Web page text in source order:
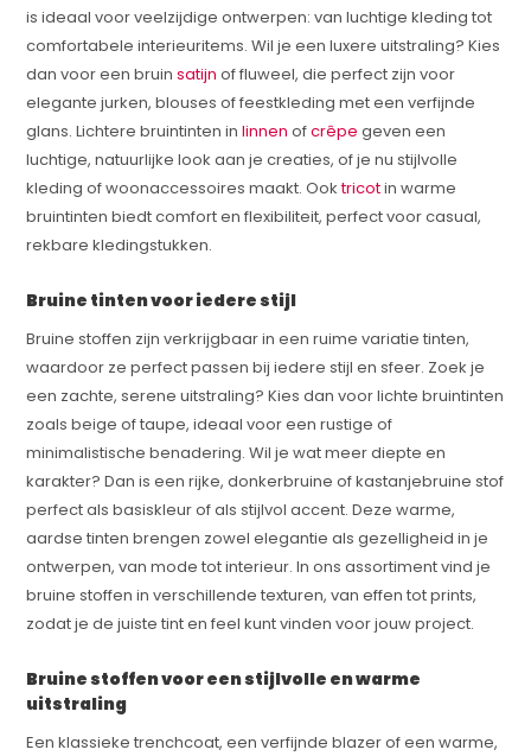
is ideaal voor veelzijdige ontwerpen: van luchtige kleding tot
comfortabele interieuritems. Wil je een luxere uitstraling? Kies
dan voor een bruinsatijn of fluweel, die perfect zijn voor
elegante jurken, blouses of feestkleding met een verfijnde
glans. Lichtere bruintinten inlinnen ofcrêpe geven een
luchtige, natuurlijke look aan je creaties, of je nu stijlvolle
kleding of woonaccessoires maakt. Ooktricotin warme
bruintinten biedt comfort en flexibiliteit, perfect voor casual,
rekbare kledingstukken.
Bruine tinten voor iedere stijl
Bruine stoffen zijn verkrijgbaar in een ruime variatie tinten,
waardoor ze perfect passen bij iedere stijl en sfeer. Zoek je
een zachte, serene uitstraling? Kies dan voor lichte bruintinten
zoals beige of taupe, ideaal voor een rustige of
minimalistische benadering. Wil je wat meer diepte en
karakter? Dan is een rijke, donkerbruine of kastanjebruine stof
perfect als basiskleur of als stijlvol accent. Deze warme,
aardse tinten brengen zowel elegantie als gezelligheid in je
ontwerpen, van mode tot interieur. In ons assortiment vind je
bruine stoffen in verschillende texturen, van effen tot prints,
zodat je de juiste tint en feel kunt vinden voor jouw project.
Bruine stoffen voor een stijlvolle en warme
uitstraling
Een klassieke trenchcoat, een verfijnde blazer of een warme,